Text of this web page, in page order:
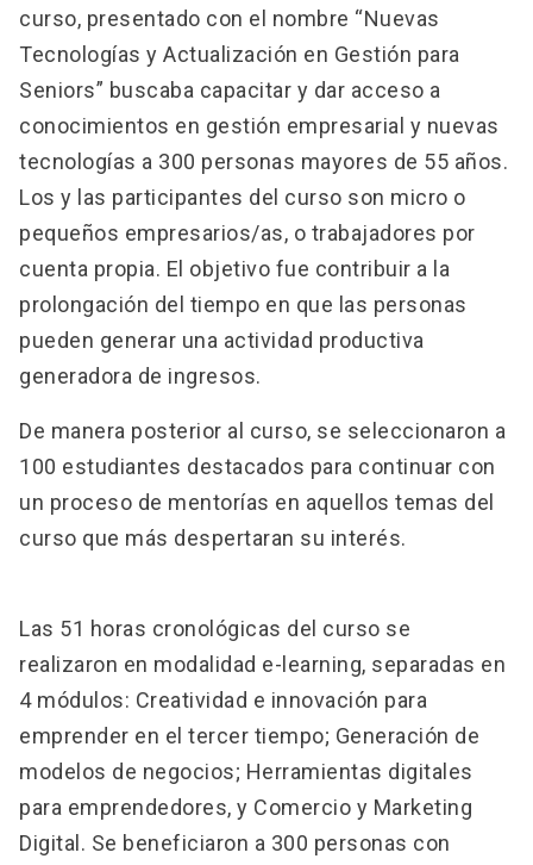
Empresas con Experiencia
Publicaciones
Contacto
curso, presentado con el nombre “Nuevas
Tecnologías y Actualización en Gestión para
Seniors” buscaba capacitar y dar acceso a
conocimientos en gestión empresarial y nuevas
tecnologías a 300 personas mayores de 55 años.
Los y las participantes del curso son micro o
pequeños empresarios/as, o trabajadores por
cuenta propia. El objetivo fue contribuir a la
prolongación del tiempo en que las personas
pueden generar una actividad productiva
generadora de ingresos.
De manera posterior al curso, se seleccionaron a
100 estudiantes destacados para continuar con
un proceso de mentorías en aquellos temas del
curso que más despertaran su interés.
Las 51 horas cronológicas del curso se
realizaron en modalidad e-learning, separadas en
4 módulos: Creatividad e innovación para
emprender en el tercer tiempo; Generación de
modelos de negocios; Herramientas digitales
para emprendedores, y Comercio y Marketing
Digital. Se beneficiaron a 300 personas con